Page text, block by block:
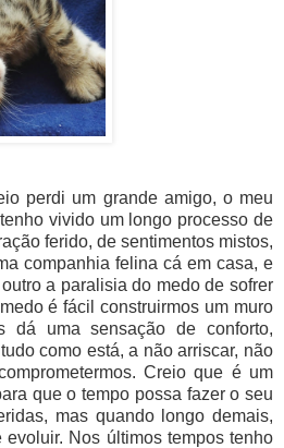
perdi um grande amigo, o meu
vivido um longo processo de
ferido, de sentimentos mistos,
companhia felina cá em casa, e
a paralisia do medo de sofrer
é fácil construirmos um muro
dá uma sensação de conforto,
como está, a não arriscar, não
Creio que é um
que o tempo possa fazer o seu
mas quando longo demais,
Nos últimos tempos tenho